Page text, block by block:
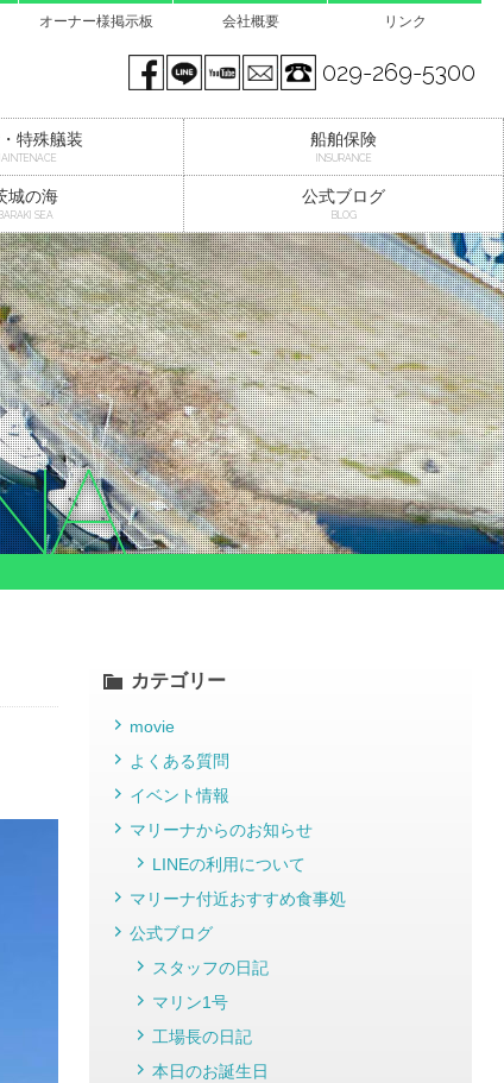
オーナー様掲示板 会社概要 リンク
029-269-5300
mail
You tube
LINE@
Facebook page
特殊艤装 船舶保険
INSURANCE
城の海
IBARAKI SEA
公式ブログ
BLOG
カテゴリー
movie
よくある質問
イベント情報
マリーナからのお知らせ
LINEの利用について
マリーナ付近おすすめ食事処
公式ブログ
スタッフの日記
マリン1号
工場長の日記
本日のお誕生日